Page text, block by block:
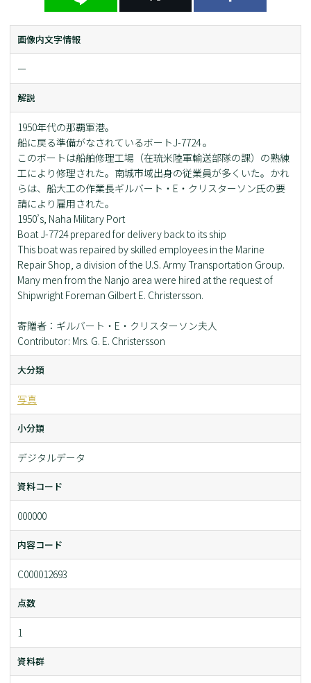
画像内文字情報
ー
解説
1950年代の那覇軍港。
船に戻る準備がなされているボートJ-7724 。
このボートは船舶修理工場（在琉米陸軍輸送部隊の課）の熟練
工により修理された。南城市域出身の従業員が多くいた。かれ
らは、船大工の作業長ギルバート・E・クリスターソン氏の要
請により雇用された。
1950’s, Naha Military Port
Boat J-7724 prepared for delivery back to its ship
This boat was repaired by skilled employees in the Marine
Repair Shop, a division of the U.S. Army Transportation Group.
Many men from the Nanjo area were hired at the request of
Shipwright Foreman Gilbert E. Christersson.
寄贈者：ギルバート・E・クリスターソン夫人
Contributor: Mrs. G. E. Christersson
大分類
写真
小分類
デジタルデータ
資料コード
000000
内容コード
C000012693
点数
1
資料群